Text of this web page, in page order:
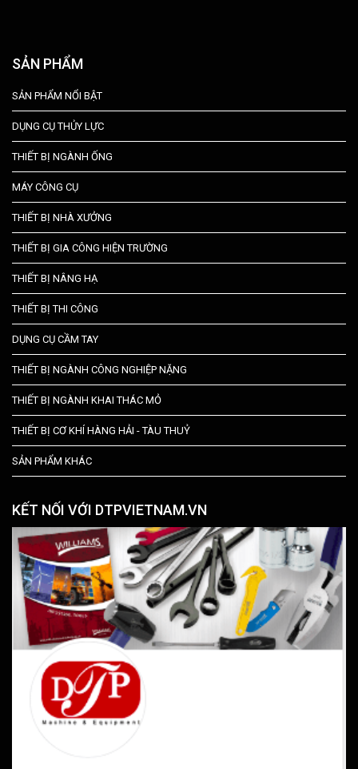
SẢN PHẨM
SẢN PHẨM NỔI BẬT
DỤNG CỤ THỦY LỰC
THIẾT BỊ NGÀNH ỐNG
MÁY CÔNG CỤ
THIẾT BỊ NHÀ XƯỞNG
THIẾT BỊ GIA CÔNG HIỆN TRƯỜNG
THIẾT BỊ NÂNG HẠ
THIẾT BỊ THI CÔNG
DỤNG CỤ CẦM TAY
THIẾT BỊ NGÀNH CÔNG NGHIỆP NẶNG
THIẾT BỊ NGÀNH KHAI THÁC MỎ
THIẾT BỊ CƠ KHÍ HÀNG HẢI - TÀU THUỶ
SẢN PHẨM KHÁC
KẾT NỐI VỚI DTPVIETNAM.VN